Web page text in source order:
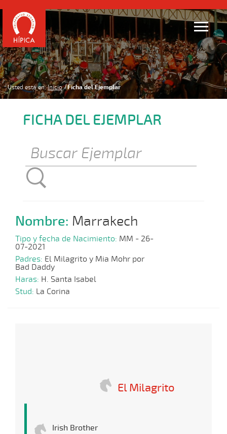
Usted está en: Inicio Ficha del Ejemplar
FICHA DEL EJEMPLAR
Nombre: Marrakech
Tipo y fecha de Nacimiento: MM - 26-
07-2021
Padres: El Milagrito y Mia Mohr por
Bad Daddy
Haras: H. Santa Isabel
Stud: La Corina
El Milagrito
Irish Brother